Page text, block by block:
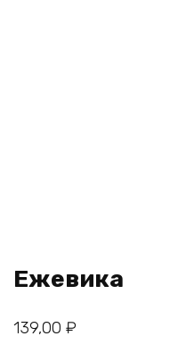
Ежевика
139,00 ₽